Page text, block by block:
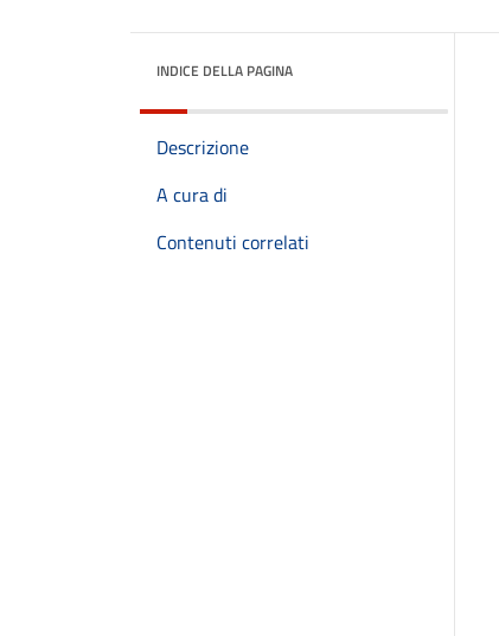
INDICE DELLA PAGINA
Descrizione
A cura di
Contenuti correlati